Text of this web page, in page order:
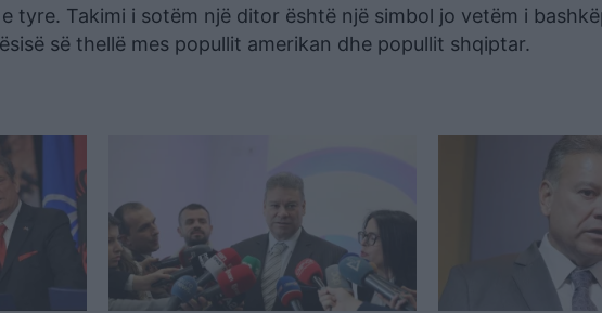
tyre. Takimi i sotëm një ditor është një simbol jo vetëm i
së thellë mes popullit amerikan dhe popullit shqiptar.